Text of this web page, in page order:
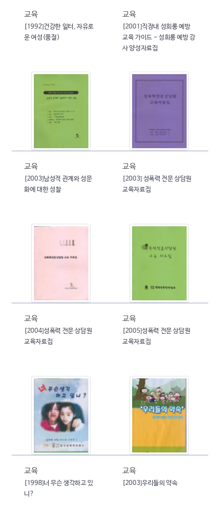
교육
[1992]건강한 일터, 자유로
운 여성(품절)
교육
[2001]직장내 성희롱 예방
교육 가이드 - 성희롱 예방 강
사 양성자료집
교육
[2003]남성적 관계와 성문
화에 대한 성찰
교육
[2003] 성폭력 전문 상담원
교육자료집
교육
[2004]성폭력 전문 상담원
교육자료집
교육
[2005]성폭력 전문 상담원
교육자료집
교육
[1998]너 무슨 생각하고 있
니?
교육
[2003]우리들의 약속